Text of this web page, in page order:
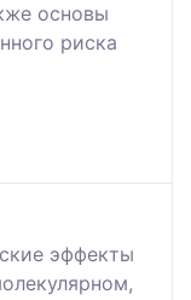
основы
риска
эффекты